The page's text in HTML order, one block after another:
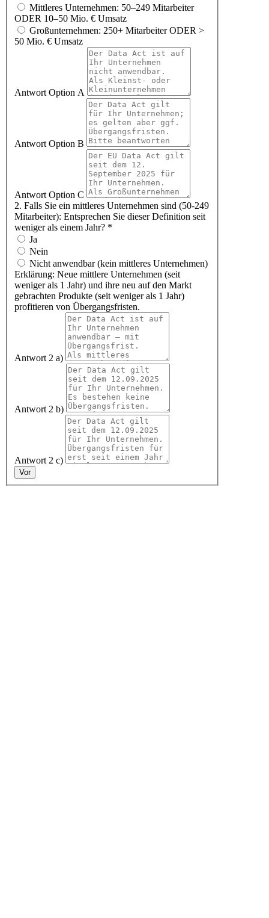
Mittleres Unternehmen: 50–249 Mitarbeiter
ODER 10–50 Mio. € Umsatz
Großunternehmen: 250+ Mitarbeiter ODER >
50 Mio. € Umsatz
Antwort Option A
Antwort Option B
Antwort Option C
2. Falls Sie ein mittleres Unternehmen sind (50-249
Mitarbeiter): Entsprechen Sie dieser Definition seit
weniger als einem Jahr? *
Ja
Nein
Nicht anwendbar (kein mittleres Unternehmen)
Erklärung: Neue mittlere Unternehmen (seit
weniger als 1 Jahr) und ihre neu auf den Markt
gebrachten Produkte (seit weniger als 1 Jahr)
profitieren von Übergangsfristen.
Antwort 2 a)
Antwort 2 b)
Antwort 2 c)
Vor